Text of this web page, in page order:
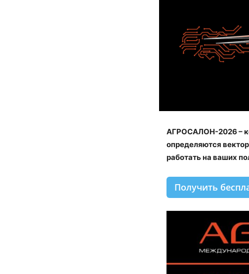
АГРОСАЛОН-2026 –
определяются
работать на ваших
Получить